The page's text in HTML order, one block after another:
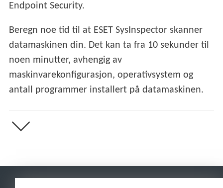
Endpoint Security.
Beregn noe tid til at ESET SysInspector skanner
datamaskinen din. Det kan ta fra 10 sekunder til
noen minutter, avhengig av
maskinvarekonfigurasjon, operativsystem og
antall programmer installert på datamaskinen.